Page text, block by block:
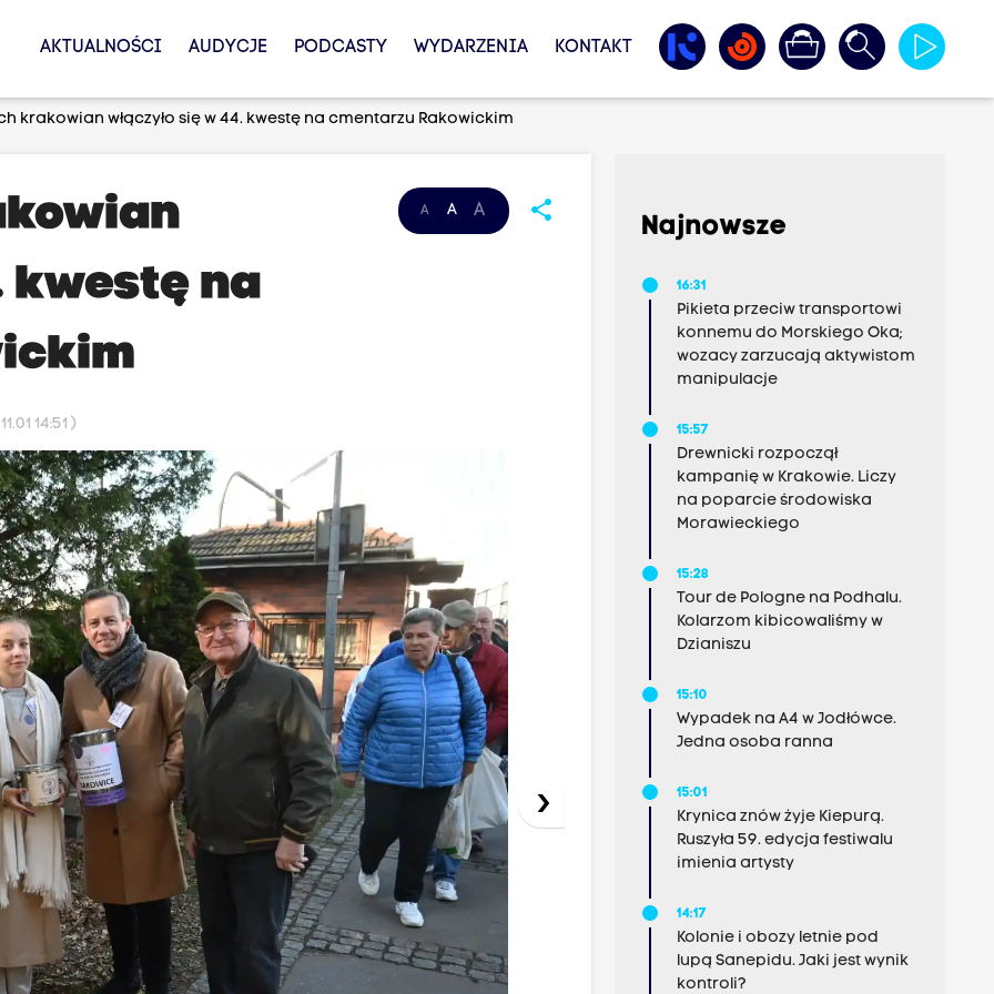
AKTUALNOŚCI AUDYCJE PODCASTY WYDARZENIA KONTAKT
krakowian włączyło się w 44. kwestę na cmentarzu Rakowickim
A A A share
kwestę na
14:51 )
›
Najnowsze
16:31
Pikieta przeciw transportowi
konnemu do Morskiego Oka;
wozacy zarzucają aktywistom
manipulacje
15:57
Drewnicki rozpoczął
kampanię w Krakowie. Liczy
na poparcie środowiska
Morawieckiego
15:28
Tour de Pologne na Podhalu.
Kolarzom kibicowaliśmy w
Dzianiszu
15:10
Wypadek na A4 w Jodłówce.
Jedna osoba ranna
15:01
Krynica znów żyje Kiepurą.
Ruszyła 59. edycja festiwalu
imienia artysty
14:17
Kolonie i obozy letnie pod
lupą Sanepidu. Jaki jest wynik
kontroli?